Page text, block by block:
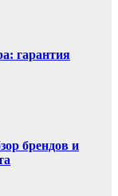
гарантия
брендов и